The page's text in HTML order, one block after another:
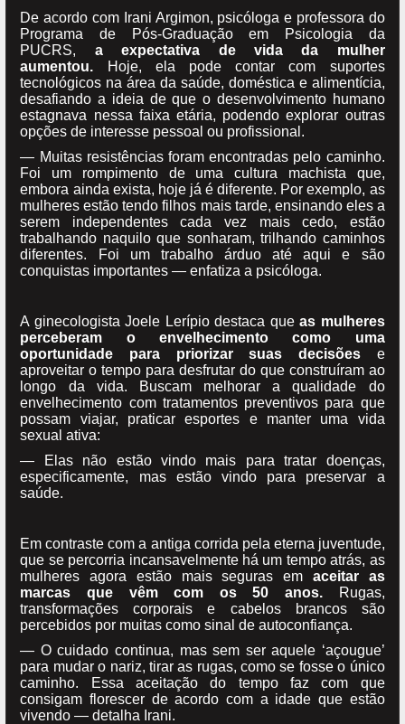
De acordo com Irani Argimon, psicóloga e professora do
Programa de Pós-Graduação em Psicologia da
PUCRS, a expectativa de vida da mulher
aumentou. Hoje, ela pode contar com suportes
tecnológicos na área da saúde, doméstica e alimentícia,
desafiando a ideia de que o desenvolvimento humano
estagnava nessa faixa etária, podendo explorar outras
opções de interesse pessoal ou profissional.
— Muitas resistências foram encontradas pelo caminho.
Foi um rompimento de uma cultura machista que,
embora ainda exista, hoje já é diferente. Por exemplo, as
mulheres estão tendo filhos mais tarde, ensinando eles a
serem independentes cada vez mais cedo, estão
trabalhando naquilo que sonharam, trilhando caminhos
diferentes. Foi um trabalho árduo até aqui e são
conquistas importantes — enfatiza a psicóloga.
A ginecologista Joele Lerípio destaca queas mulheres
perceberam o envelhecimento como uma
oportunidade para priorizar suas decisões e
aproveitar o tempo para desfrutar do que construíram ao
longo da vida. Buscam melhorar a qualidade do
envelhecimento com tratamentos preventivos para que
possam viajar, praticar esportes e manter uma vida
sexual ativa:
— Elas não estão vindo mais para tratar doenças,
especificamente, mas estão vindo para preservar a
saúde.
Em contraste com a antiga corrida pela eterna juventude,
que se percorria incansavelmente há um tempo atrás, as
mulheres agora estão mais seguras em aceitar as
marcas que vêm com os 50 anos.
Rugas,
transformações corporais e cabelos brancos são
percebidos por muitas como sinal de autoconfiança.
— O cuidado continua, mas sem ser aquele ‘açougue’
para mudar o nariz, tirar as rugas, como se fosse o único
caminho. Essa aceitação do tempo faz com que
consigam florescer de acordo com a idade que estão
vivendo — detalha Irani.